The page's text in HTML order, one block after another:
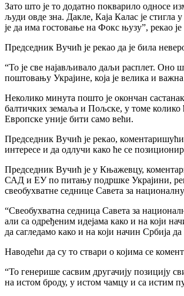
Зато што је то додатно покварило односе
људи овде зна. Дакле, Каја Калас је стигла
је да има гостовање на Фокс њузу”, рекао
Председник Вучић је рекао да је била
“То је све најављивало даљи расплет. Оно
поштовању Украјине, која је велика и
Неколико минута пошто је окончан
балтичких земаља и Пољске, у томе колико
Европске уније бити само већи.
Председник Вучић је рекао,
интересе и да одлучи како ће се
Председник Вучић је у Књажевцу,
САД и ЕУ по питању подршке Украјини,
свеобухватне седнице Савета за
“Свеобухватна седница Савета за
али са одређеним идејама како и на који
да сагледамо како и на који начин Србија
Наводећи да су то ствари о којима се
“То генерише сасвим другачију позицију
на истом броду, у истом чамцу и са истим